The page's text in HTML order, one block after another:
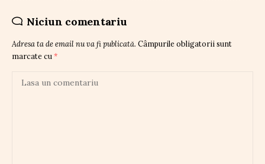
Niciun comentariu
Adresa ta de email nu va fi publicată. Câmpurile obligatorii sunt
marcate cu *